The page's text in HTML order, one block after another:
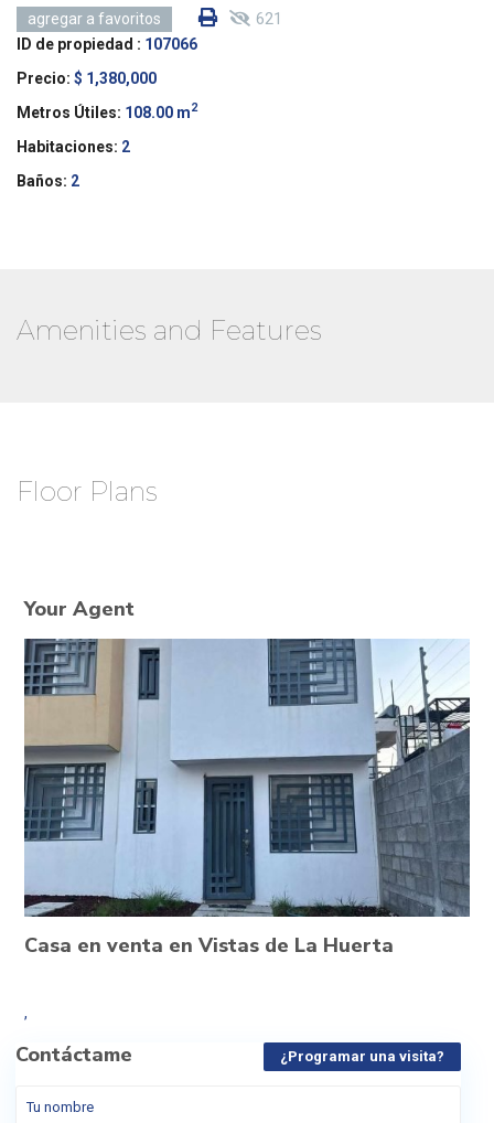
agregar a favoritos 621
ID de propiedad : 107066
Precio: $ 1,380,000
Metros Útiles: 108.00 m2
Habitaciones: 2
Baños: 2
Amenities and Features
Floor Plans
Your Agent
Casa en venta en Vistas de La Huerta
,
Contáctame ¿Programar una visita?